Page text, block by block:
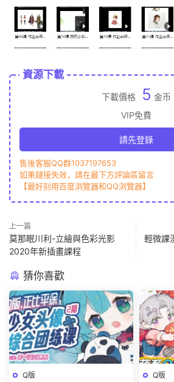
資源下載
下載價格 5 金币
VIP免費
請先登錄
售後客服QQ群1037197653
如果鏈接失效，請在最下方評論區留言
【最好别用百度浏覽器和QQ浏覽器】
上一篇
莫那眠川利-立繪與色彩光影
2020年新插畫課程
輕微課
猜你喜歡
Q版 Q版